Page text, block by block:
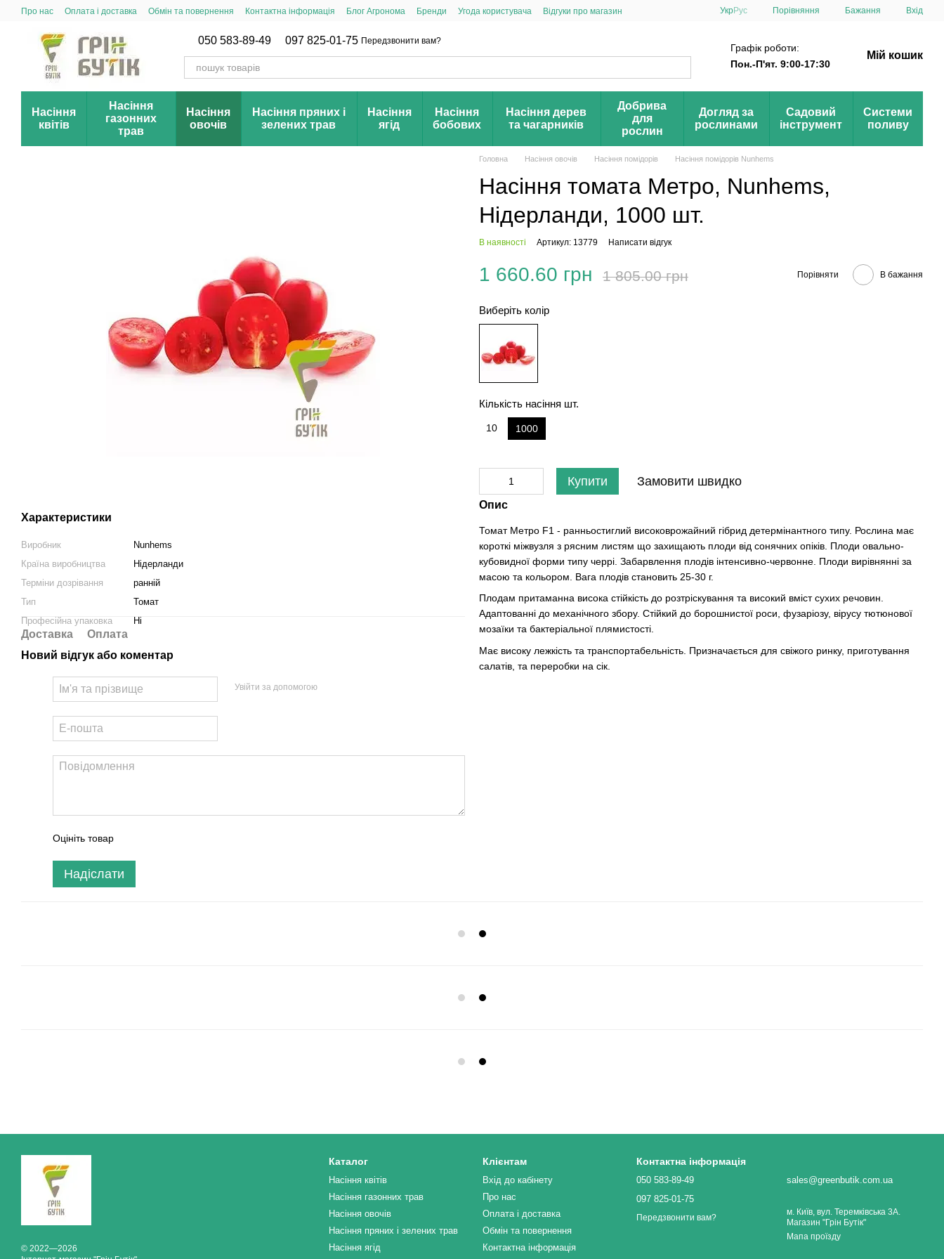
Перейти до основного контенту
Про нас Оплата і доставка Обмін та повернення Контактна інформація Блог Агронома Бренди Угода користувача
Відгуки про магазин
УкрРус Порівняння Бажання Вхід
050 583-89-49 097 825-01-75 Передзвонити вам?
Графік роботи:
Пон.-П'ят. 9:00-17:30
Мій кошик
Насіння
квітів
Насіння
газонних
трав
Насіння
овочів
Насіння пряних і
зелених трав
Насіння
ягід
Насіння
бобових
Насіння дерев
та чагарників
Добрива
для
рослин
Догляд за
рослинами
Садовий
інструмент
Системи
поливу
Характеристики
Виробник
Nunhems
Країна виробництва
Нідерланди
Терміни дозрівання
ранній
Тип
Томат
Професійна упаковка
Ні
Доставка
Оплата
Новий відгук або коментар
Увійти за допомогою
Оцініть товар
Надіслати
Головна Насіння овочів Насіння помідорів Насіння помідорів Nunhems
Насіння томата Метро, Nunhems,
Нідерланди, 1000 шт.
В наявності Артикул: 13779 Написати відгук
1 660.60 грн 1 805.00 грн Порівняти В бажання
Виберіть колір
Кількість насіння шт.
10 1000
Купити Замовити швидко
Опис
Томат Метро F1 - ранньостиглий високоврожайний гібрид детермінантного типу. Рослина має
короткі міжвузля з рясним листям що захищають плоди від сонячних опіків. Плоди овально-
кубовидної форми типу черрі. Забарвлення плодів інтенсивно-червонне. Плоди вирівнянні за
масою та кольором. Вага плодів становить 25-30 г.
Плодам притаманна висока стійкість до розтріскування та високий вміст сухих речовин.
Адаптованні до механічного збору. Стійкий до борошнистої роси, фузаріозу, вірусу тютюнової
мозаїки та бактеріальної плямистості.
Має високу лежкість та транспортабельність. Призначається для свіжого ринку, приготування
салатів, та переробки на сік.
© 2022—2026
Каталог
Насіння квітів
Насіння газонних трав
Насіння овочів
Насіння пряних і зелених трав
Насіння ягід
Клієнтам
Вхід до кабінету
Про нас
Оплата і доставка
Обмін та повернення
Контактна інформація
Контактна інформація
050 583-89-49
097 825-01-75
Передзвонити вам?
sales@greenbutik.com.ua
м. Київ, вул. Теремківська 3А.
Магазин "Грін Бутік"
Мапа проїзду